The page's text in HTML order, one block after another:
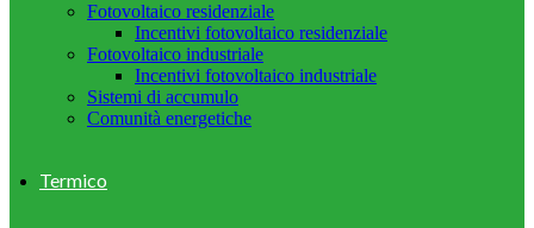
Fotovoltaico residenziale
Incentivi fotovoltaico residenziale
Fotovoltaico industriale
Incentivi fotovoltaico industriale
Sistemi di accumulo
Comunità energetiche
Termico